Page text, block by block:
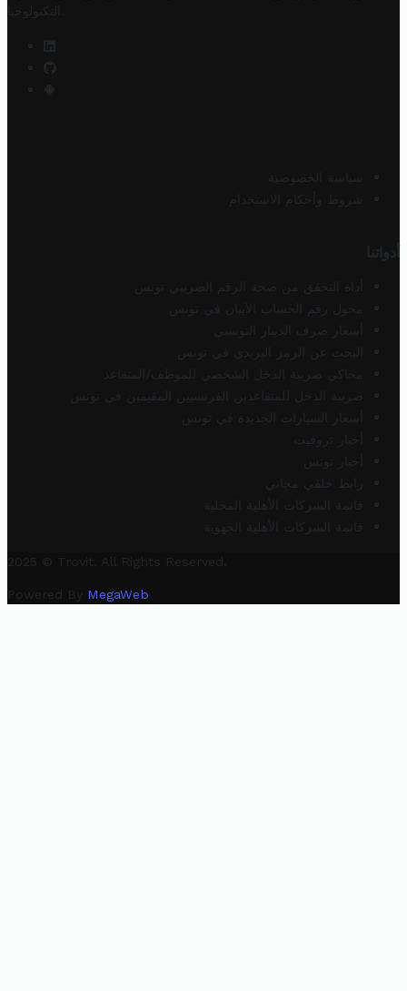
التكنولوجيا
سياسة الخصوصية
شروط وأحكام الاستخدام
أدواتنا
أداة التحقق من صحة الرقم الضريبي تونس
محول رقم الحساب الآيبان في تونس
أسعار صرف الدينار التونسي
البحث عن الرمز البريدي في تونس
محاكي ضريبة الدخل الشخصي للموظف/المتقاعد
ضريبة الدخل للمتقاعدين الفرنسيين المقيمين في تونس
أسعار السيارات الجديدة في تونس
أخبار تروفيت
أخبار تونس
رابط خلفي مجاني
قائمة الشركات الأهلية المحلية
قائمة الشركات الأهلية الجهوية
2025 © Trovit. All Rights Reserved.
Powered By MegaWeb